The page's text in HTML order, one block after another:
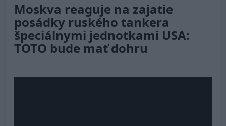
Moskva reaguje na zajatie
posádky ruského tankera
špeciálnymi jednotkami USA:
TOTO bude mať dohru